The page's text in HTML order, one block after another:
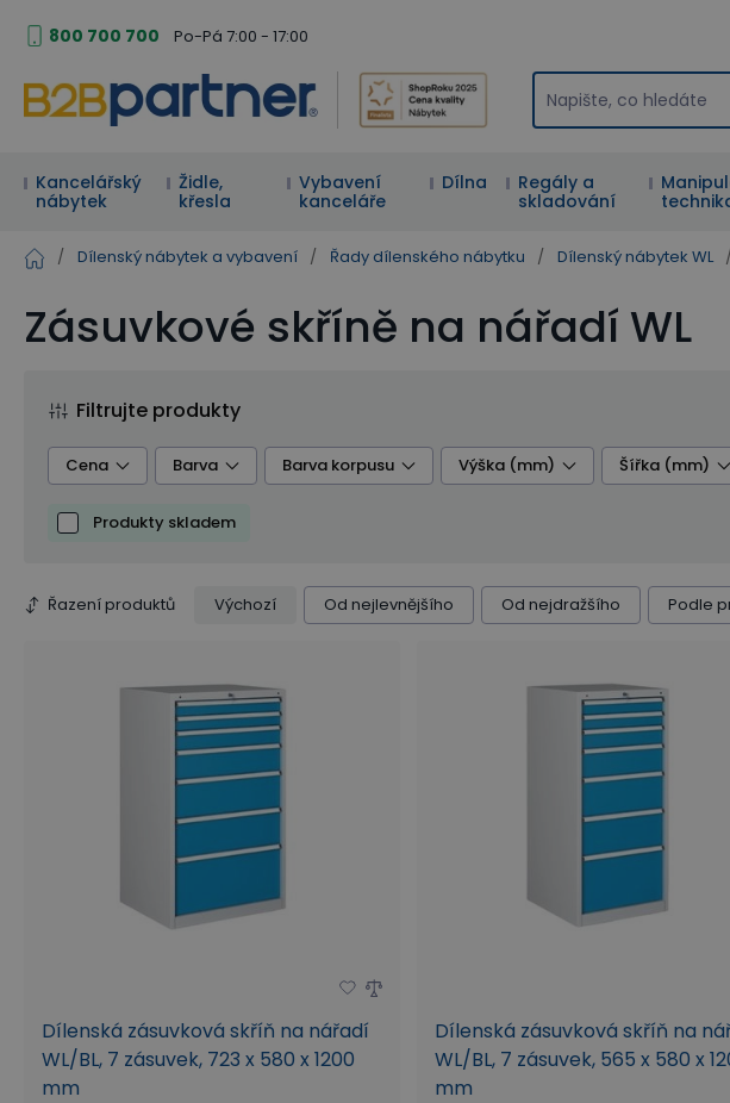
800 700 700 Po-Pá 7:00 - 17:00
Kancelářský
nábytek
Židle,
křesla
Vybavení
kanceláře
Dílna
Regály a
skladování
/ Dílenský nábytek a vybavení / Řady dílenského nábytku / Dílenský nábytek WL /
Zásuvkové skříně na nářadí WL
Filtrujte produkty
Cena Barva Barva korpusu Výška (mm) Šířka (mm)
Produkty skladem
Řazení produktů Výchozí Od nejlevnějšího Od nejdražšího Podle
Dílenská zásuvková skříň na nářadí
WL/BL, 7 zásuvek, 723 x 580 x 1200
mm
Dílenská zásuvková skříň na
WL/BL, 7 zásuvek, 565 x 580 x
mm